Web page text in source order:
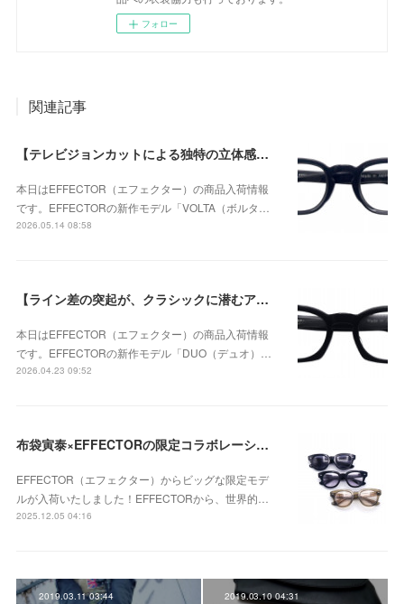
フォロー
関連記事
【テレビジョンカットによる独特の立体感が個性的なモデル】EFFECTOR（エフェクター） VOLTA（ボルタ） BKが入荷！
本日はEFFECTOR（エフェクター）の商品入荷情報
です。EFFECTORの新作モデル「VOLTA（ボルタ…
2026.05.14 08:58
【ライン差の突起が、クラシックに潜むアバンギャルドな個性を強調】EFFECTOR（エフェクター） DUO（デュオ） BKが入荷！
本日はEFFECTOR（エフェクター）の商品入荷情報
です。EFFECTORの新作モデル「DUO（デュオ）…
2026.04.23 09:52
布袋寅泰×EFFECTORの限定コラボレーションモデル 「UNISON HT」が入荷！
EFFECTOR（エフェクター）からビッグな限定モデ
ルが入荷いたしました！EFFECTORから、世界的…
2025.12.05 04:16
2019.03.11 03:44 2019.03.10 04:31